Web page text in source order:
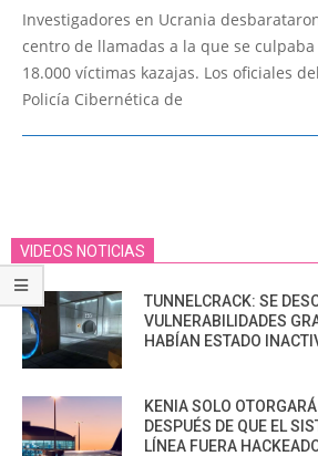
01-
04
Investigadores en Ucrania
centro de llamadas a la que se
18.000 víctimas kazajas. Los oficiales
Policía Cibernética de
VIDEOS NOTICIAS
TUNNELCRACK: SE
VULNERABILIDADES
HABÍAN ESTADO
KENIA SOLO
DESPUÉS DE QUE EL
LÍNEA FUERA